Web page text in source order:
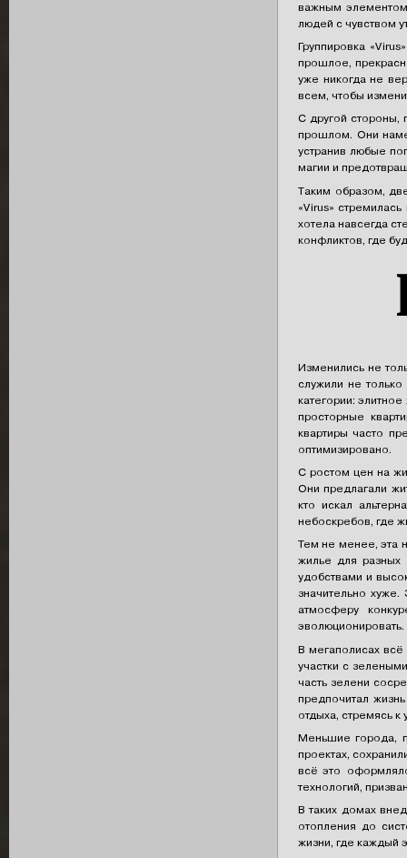
важным элементом
людей с чувством
Группировка
прошлое,
уже никогда не
всем, чтобы
С другой стороны,
прошлом. Они
устранив любые
магии и
Таким образом,
«Virus»
хотела навсегда
конфликтов, где
Изменились не
служили не
категории:
просторные
квартиры часто
оптимизировано.
С ростом цен на
Они предлагали
кто искал
небоскребов, где
Тем не менее, эта
жилье для разных
удобствами и
значительно
атмосферу
эволюционировать.
В мегаполисах
участки с
часть зелени
предпочитал
отдыха, стремясь
Меньшие города,
проектах,
всё это
технологий,
В таких домах
отопления до
жизни, где каждый